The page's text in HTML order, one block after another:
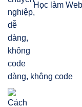
Học làm
dàng, không code